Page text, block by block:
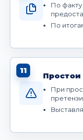
По
По
11
Простои
При